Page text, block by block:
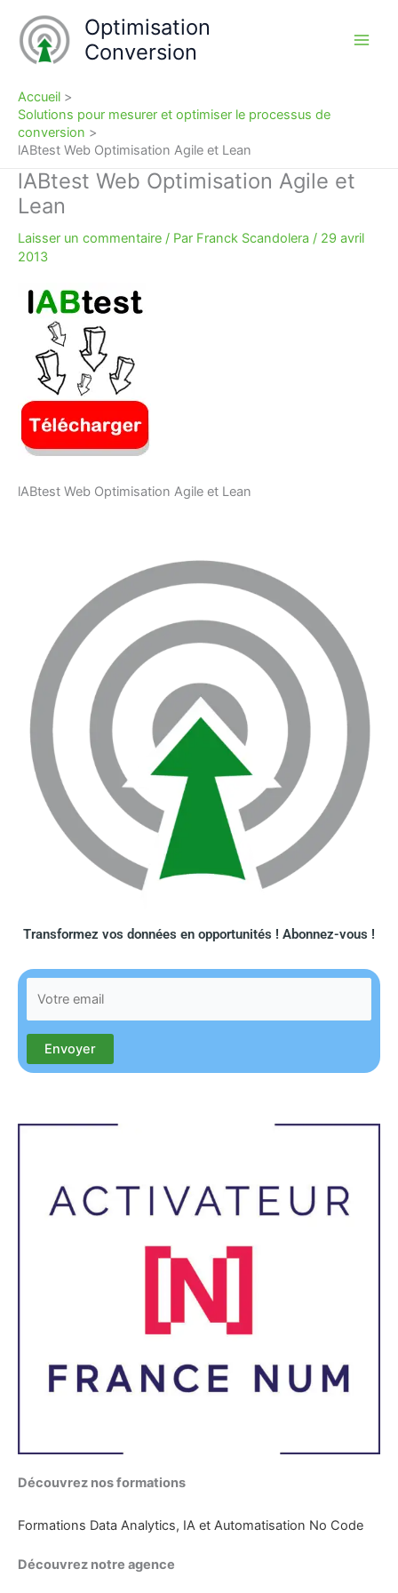
contenu
Optimisation
Conversion
Accueil
Solutions pour mesurer et optimiser le processus de
conversion
lABtest Web Optimisation Agile et Lean
lABtest Web Optimisation Agile et
Lean
Laisser un commentaire / Par Franck Scandolera / 29 avril
2013
lABtest Web Optimisation Agile et Lean
Transformez vos données en opportunités ! Abonnez-vous !​
Découvrez nos formations
Formations Data Analytics, IA et Automatisation No Code
Découvrez notre agence